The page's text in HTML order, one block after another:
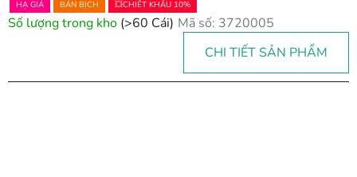
HẠ GIÁ BÁN BỊCH 💥CHIẾT KHẤU 10%
Số lượng trong kho (>60 Cái) Mã số: 3720005
CHI TIẾT SẢN PHẨM